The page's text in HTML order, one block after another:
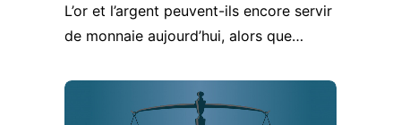
L’or et l’argent peuvent-ils encore servir
de monnaie aujourd’hui, alors que…